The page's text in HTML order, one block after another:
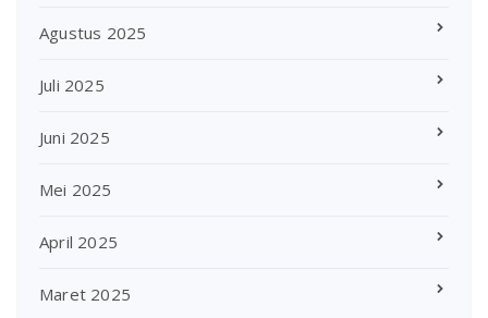
Agustus 2025
Juli 2025
Juni 2025
Mei 2025
April 2025
Maret 2025